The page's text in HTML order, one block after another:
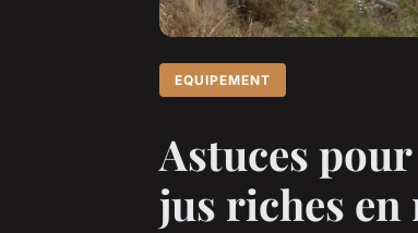
EQUIPEMENT
Astuces
jus riches